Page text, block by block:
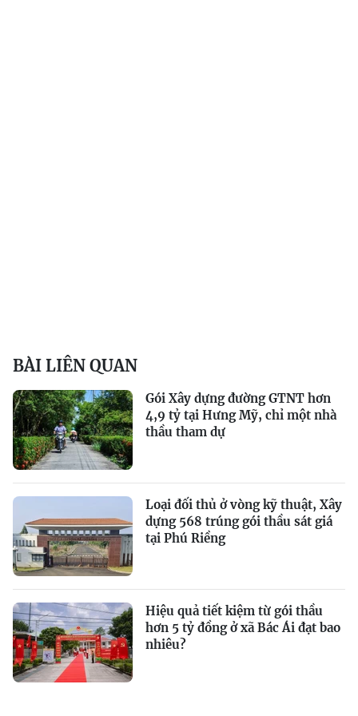
BÀI LIÊN QUAN
Gói Xây dựng đường GTNT hơn
4,9 tỷ tại Hưng Mỹ, chỉ một nhà
thầu tham dự
Loại đối thủ ở vòng kỹ thuật, Xây
dựng 568 trúng gói thầu sát giá
tại Phú Riềng
Hiệu quả tiết kiệm từ gói thầu
hơn 5 tỷ đồng ở xã Bác Ái đạt bao
nhiêu?